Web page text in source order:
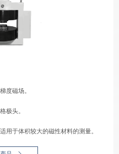
度磁场。
极头。
用于体积较大的磁性材料的测量。